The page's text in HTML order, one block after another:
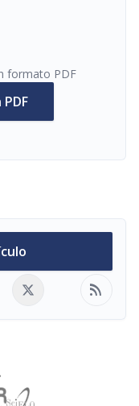
formato PDF
rss_feed